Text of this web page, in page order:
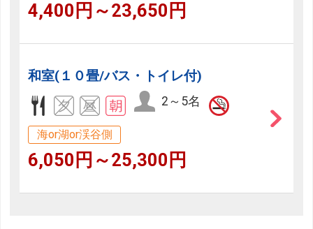
4,400円～23,650円
和室(１０畳/バス・トイレ付)
2～5名
海or湖or渓谷側
6,050円～25,300円